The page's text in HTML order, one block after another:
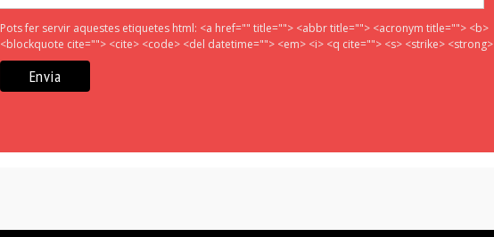
Pots fer servir aquestes etiquetes html: <a href="" title=""> <abbr title=""> <acronym title=""> <b>
<blockquote cite=""> <cite> <code> <del datetime=""> <em> <i> <q cite=""> <s> <strike> <strong>